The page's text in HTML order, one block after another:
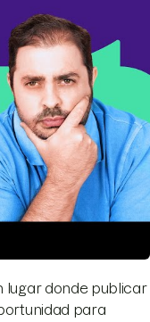
lugar donde publicar
para